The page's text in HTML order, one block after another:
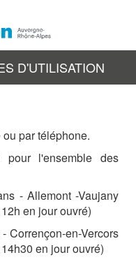
D'UTILISATION
par téléphone.
pour l'ensemble des
- Allemont -Vaujany
en jour ouvré)
Corrençon-en-Vercors
en jour ouvré)